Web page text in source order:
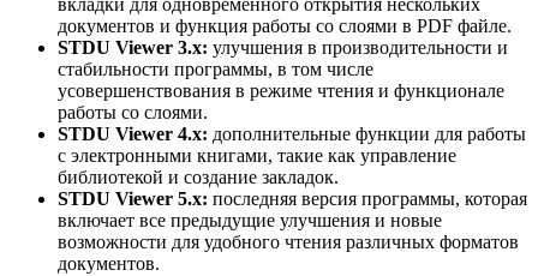
вкладки для одновременного открытия нескольких
документов и функция работы со слоями в PDF файле.
STDU Viewer 3.x: улучшения в производительности и
стабильности программы, в том числе
усовершенствования в режиме чтения и функционале
работы со слоями.
STDU Viewer 4.x: дополнительные функции для работы
с электронными книгами, такие как управление
библиотекой и создание закладок.
STDU Viewer 5.x: последняя версия программы, которая
включает все предыдущие улучшения и новые
возможности для удобного чтения различных форматов
документов.